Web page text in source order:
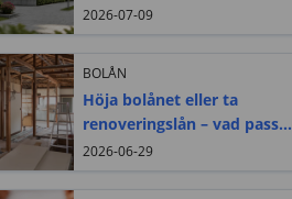
bostadsrättsföreningen din
2026-07-09
BOLÅN
Höja bolånet eller ta
renoveringslån – vad passar
bäst?
2026-06-29